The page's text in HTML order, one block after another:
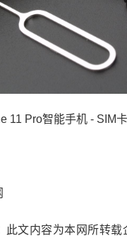
11 Pro智能手机 - SIM
此文内容为本网所转载